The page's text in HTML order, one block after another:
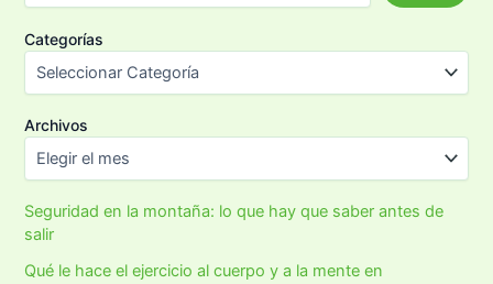
Categorías
Archivos
Seguridad en la montaña: lo que hay que saber antes de
salir
Qué le hace el ejercicio al cuerpo y a la mente en